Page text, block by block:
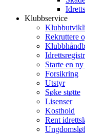
Klubbservice
Rekruttere
Starte en
Forsikring
Utstyr
Søke støtte
Lisenser
Kosthold
Rent